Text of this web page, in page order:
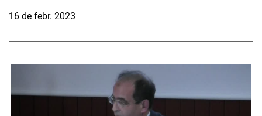
16 de febr. 2023